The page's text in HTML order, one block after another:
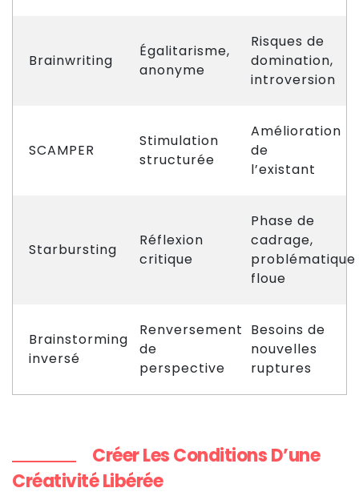
Brainwriting
Égalitarisme,
anonyme
Risques de
domination,
introversion
SCAMPER
Stimulation
structurée
Amélioration
de
l’existant
Starbursting
Réflexion
critique
Phase de
cadrage,
problématique
floue
Brainstorming
inversé
Renversement
de
perspective
Besoins de
nouvelles
ruptures
Créer Les Conditions D’une
Créativité Libérée